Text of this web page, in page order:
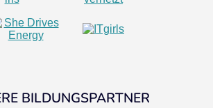
BILDUNGSPARTNER